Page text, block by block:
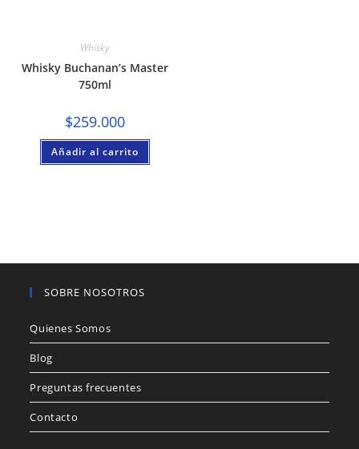
Whisky
Whisky Buchanan’s Master
750ml
$259.000
Añadir al carrito
SOBRE NOSOTROS
Quienes Somos
Blog
Preguntas frecuentes
Contacto